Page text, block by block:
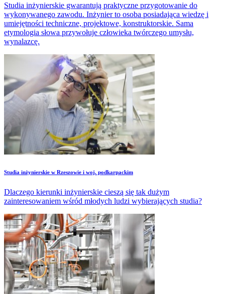
Studia inżynierskie gwarantują praktyczne przygotowanie do
wykonywanego zawodu. Inżynier to osoba posiadająca wiedzę i
umiejętności techniczne, projektowe, konstruktorskie. Sama
etymologia słowa przywołuje człowieka twórczego umysłu,
wynalazcę.
Studia inżynierskie w Rzeszowie i woj. podkarpackim
Dlaczego kierunki inżynierskie cieszą się tak dużym
zainteresowaniem wśród młodych ludzi wybierających studia?